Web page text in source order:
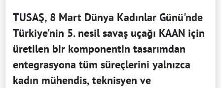
TUSAŞ, 8 Mart Dünya Kadınlar Günü'nde
Türkiye'nin 5. nesil savaş uçağı KAAN için
üretilen bir komponentin tasarımdan
entegrasyona tüm süreçlerini yalnızca
kadın mühendis, teknisyen ve